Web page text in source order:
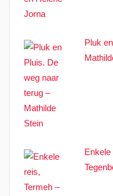
Pluk
Enkele